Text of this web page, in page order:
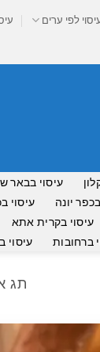
לפי ערים
עיסוי בבאר
יונה עיסוי
עיסוי בקרית אתא
ברחובות עיסוי
תג